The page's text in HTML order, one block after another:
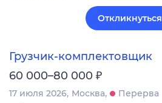
Откликнуться
Грузчик-комплектовщик
60 000–80 000 ₽
17 июля 2026 Москва
Перерва